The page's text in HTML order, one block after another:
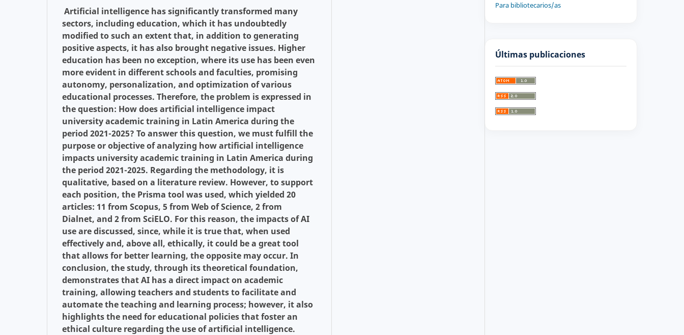
Artificial intelligence has significantly transformed many
sectors, including education, which it has undoubtedly
modified to such an extent that, in addition to generating
positive aspects, it has also brought negative issues. Higher
education has been no exception, where its use has been even
more evident in different schools and faculties, promising
autonomy, personalization, and optimization of various
educational processes. Therefore, the problem is expressed in
the question: How does artificial intelligence impact
university academic training in Latin America during the
period 2021-2025? To answer this question, we must fulfill the
purpose or objective of analyzing how artificial intelligence
impacts university academic training in Latin America during
the period 2021-2025. Regarding the methodology, it is
qualitative, based on a literature review. However, to support
each position, the Prisma tool was used, which yielded 20
articles: 11 from Scopus, 5 from Web of Science, 2 from
Dialnet, and 2 from SciELO. For this reason, the impacts of AI
use are discussed, since, while it is true that, when used
effectively and, above all, ethically, it could be a great tool
that allows for better learning, the opposite may occur. In
conclusion, the study, through its theoretical foundation,
demonstrates that AI has a direct impact on academic
training, allowing teachers and students to facilitate and
automate the teaching and learning process; however, it also
highlights the need for educational policies that foster an
ethical culture regarding the use of artificial intelligence.
Para bibliotecarios/as
Últimas publicaciones